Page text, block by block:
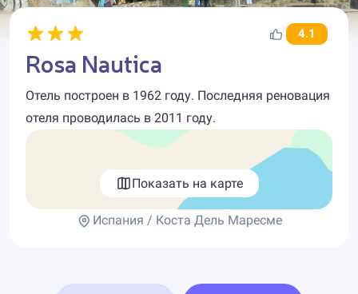
4.1
Rosa Nautica
Отель построен в 1962 году. Последняя реновация
отеля проводилась в 2011 году.
Показать на карте
Испания / Коста Дель Маресме